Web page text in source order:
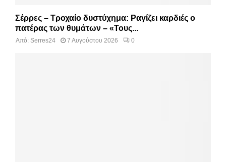
Σέρρες – Τροχαίο δυστύχημα: Ραγίζει καρδιές ο
πατέρας των θυμάτων – «Τους...
Από: Serres24 7 Αυγούστου 2026 0